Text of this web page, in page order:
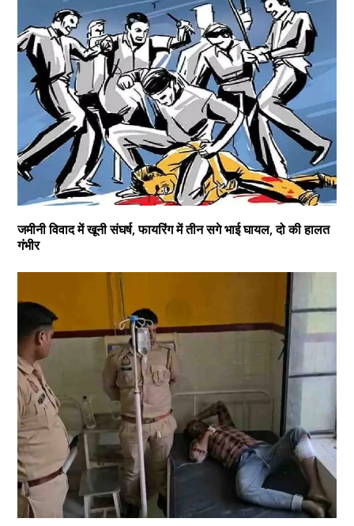
जमीनी विवाद में खूनी संघर्ष, फायरिंग में तीन सगे भाई घायल, दो की हालत
गंभीर